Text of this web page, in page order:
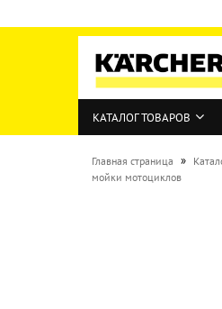
КАТАЛОГ ТОВАРОВ
Главная страница »
мойки мотоциклов